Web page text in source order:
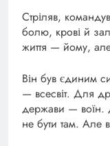
Стріляв,
болю, крові й
життя — йому,
Він був єдиним
— всесвіт. Для
держави — воїн.
не бути там. Але